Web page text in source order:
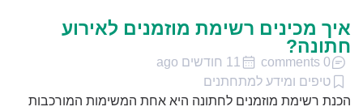
איך מכינים רשימת מוזמנים לאירוע
חתונה?
0 comments
11 חודשים ago
טיפים ומידע למתחתנים
הכנת רשימת מוזמנים לחתונה היא אחת המשימות המורכבות